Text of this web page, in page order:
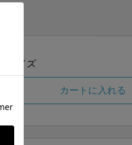
Sサイズ
カートに入れる